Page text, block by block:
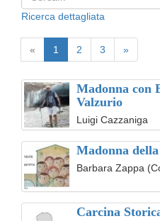
Ricerca dettagliata
« 1 2 3 »
Madonna con
Valzurio
Luigi Cazzaniga
Madonna
Barbara Zappa
Carcina